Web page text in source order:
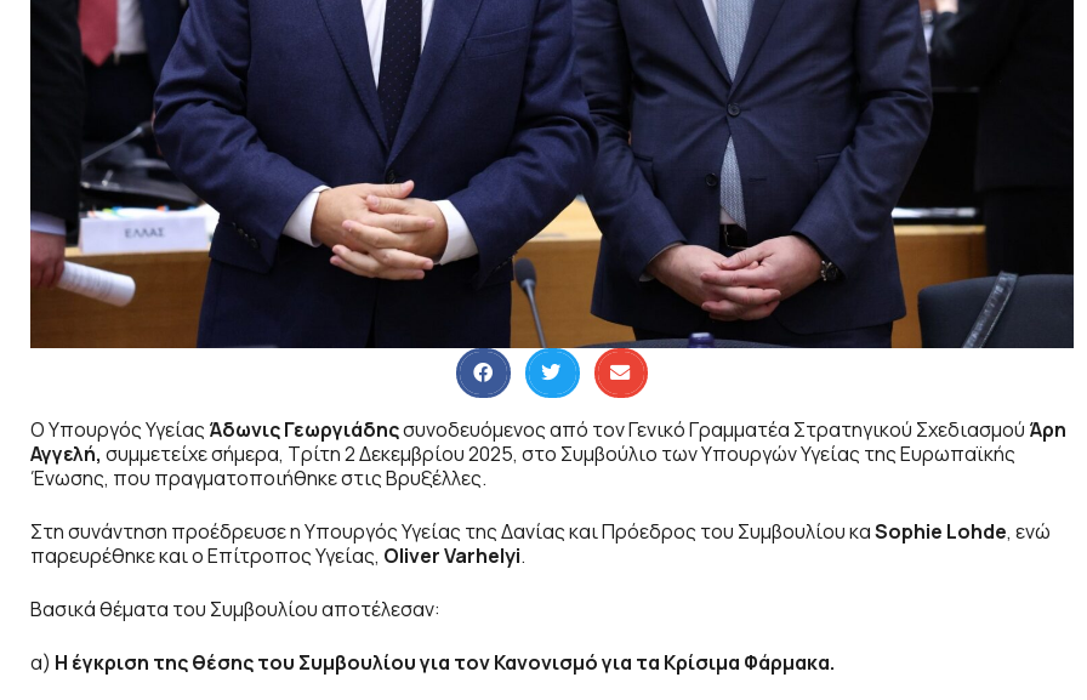
Ο Υπουργός Υγείας Άδωνις Γεωργιάδηςσυνοδευόμενος από τον Γενικό Γραμματέα Στρατηγικού Σχεδιασμού Άρη
Αγγελή, συμμετείχε σήμερα, Τρίτη 2 Δεκεμβρίου 2025, στο Συμβούλιο των Υπουργών Υγείας της Ευρωπαϊκής
Ένωσης, που πραγματοποιήθηκε στις Βρυξέλλες.
Στη συνάντηση προέδρευσε η Υπουργός Υγείας της Δανίας και Πρόεδρος του Συμβουλίου καSophie Lohde, ενώ
παρευρέθηκε και ο Επίτροπος Υγείας, OliverVarhelyi.
Βασικά θέματα του Συμβουλίου αποτέλεσαν:
α) H έγκριση της θέσης του Συμβουλίου για τον Κανονισμό για τα Κρίσιμα Φάρμακα.